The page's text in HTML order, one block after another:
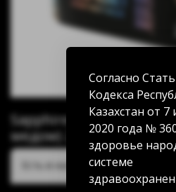
Sapphire Crown Yuzu-
медом) 200г
Есть в наличии:
Согласно
Кодекса
Казахстан от 7
2020 года №
здоровье
системе